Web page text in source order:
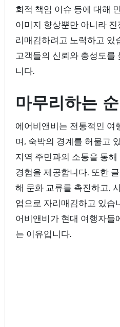
회적 책임 이슈 등에 대해
이미지 향상뿐만 아니라
리매김하려고 노력하고 있
고객들의 신뢰와 충성도를
니다.
마무리하는
에어비앤비는 전통적인 여
며, 숙박의 경계를 허물고
지역 주민과의 소통을 통
경험을 제공합니다. 또한
해 문화 교류를 촉진하고,
업으로 자리매김하고 있습
어비앤비가 현대 여행자들
는 이유입니다.